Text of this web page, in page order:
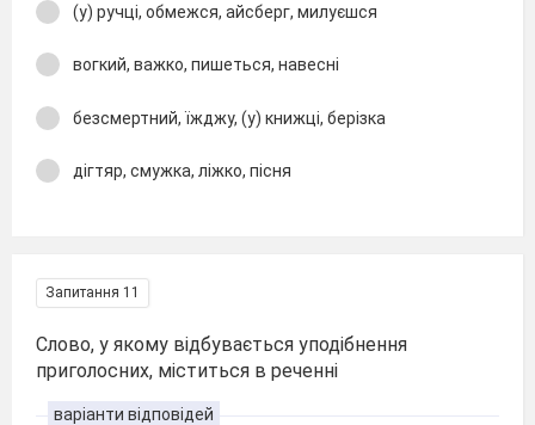
(у) ручці, обмежся, айсберг, милуєшся
вогкий, важко, пишеться, навесні
безсмертний, їжджу, (у) книжці, берізка
дігтяр, смужка, ліжко, пісня
Запитання 11
Слово, у якому відбувається уподібнення
приголосних, міститься в реченні
варіанти відповідей